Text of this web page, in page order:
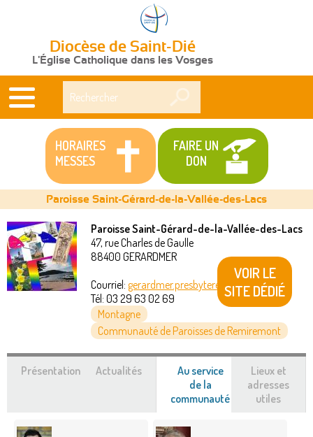
Diocèse de Saint-Dié
L'Église Catholique dans les Vosges
HORAIRES
MESSES
FAIRE UN
DON
Vous
êtes
Paroisse Saint-Gérard-de-la-Vallée-des-Lacs
Paroisse Saint-Gérard-de-la-Vallée-des-Lacs
47, rue Charles de Gaulle
88400 GERARDMER
Courriel: gerardmer.presbytere@akeonet.com
Tél: 03 29 63 02 69
Montagne
Communauté de Paroisses de Remiremont
VOIR LE
SITE DÉDIÉ
Présentation Actualités
Au service
de la
communauté (onglet
Lieux et
adresses
utiles